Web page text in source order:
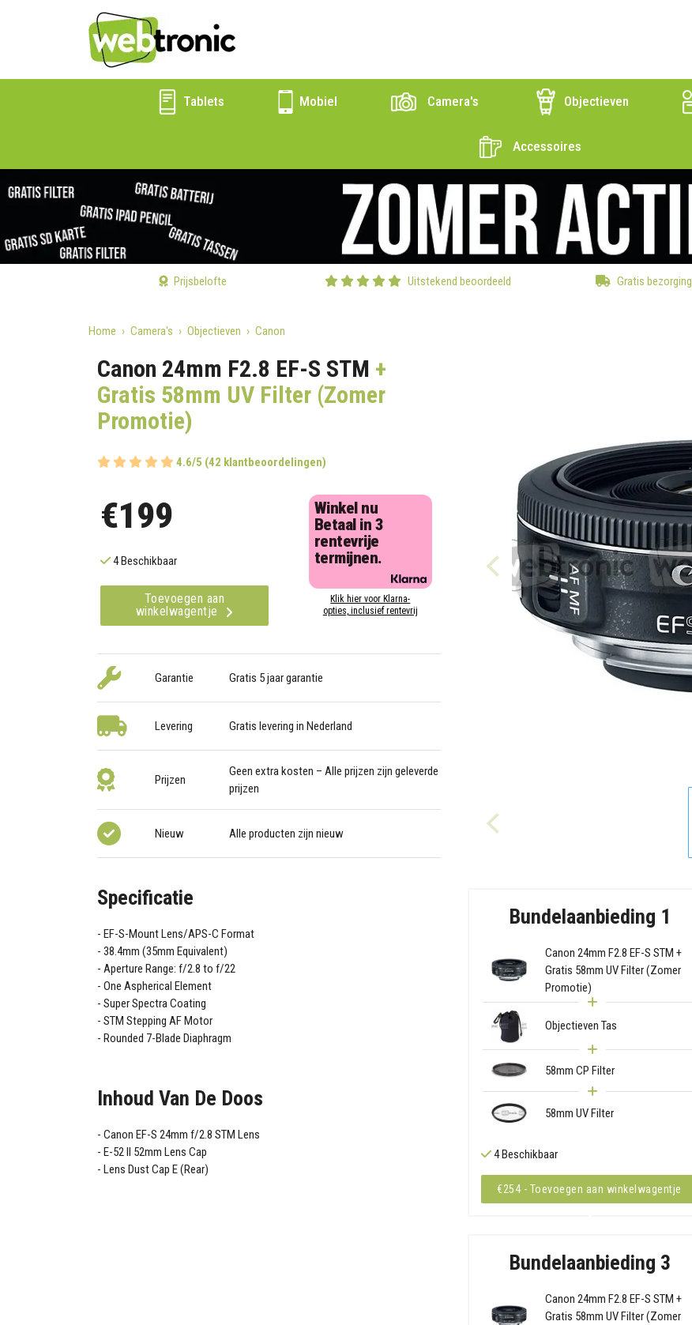
Tablets Mobiel Camera's Objectieven
Accessoires
Prijsbelofte Uitstekend beoordeeld Gratis bezorging
Home Camera's Objectieven Canon
Canon 24mm F2.8 EF-S STM +
Gratis 58mm UV Filter (Zomer
Promotie)
4.6/5 (42 klantbeoordelingen)
€199
4 Beschikbaar
Toevoegen aan
winkelwagentje
Winkel nu
Betaal in 3
rentevrije
termijnen.
Klik hier voor Klarna-
opties, inclusief rentevrij
Garantie Gratis 5 jaar garantie
Levering Gratis levering in Nederland
Prijzen
Geen extra kosten – Alle prijzen zijn geleverde
prijzen
Nieuw Alle producten zijn nieuw
Bundelaanbieding 1
Canon 24mm F2.8 EF-S STM +
Gratis 58mm UV Filter (Zomer
Promotie)
Objectieven Tas
58mm CP Filter
58mm UV Filter
4 Beschikbaar
€254 - Toevoegen aan winkelwagentje
Bundelaanbieding 3
Canon 24mm F2.8 EF-S STM +
Gratis 58mm UV Filter (Zomer
Specificatie
EF-S-Mount Lens/APS-C Format
38.4mm (35mm Equivalent)
Aperture Range: f/2.8 to f/22
One Aspherical Element
Super Spectra Coating
STM Stepping AF Motor
Rounded 7-Blade Diaphragm
Inhoud Van De Doos
Canon EF-S 24mm f/2.8 STM Lens
E-52 II 52mm Lens Cap
Lens Dust Cap E (Rear)